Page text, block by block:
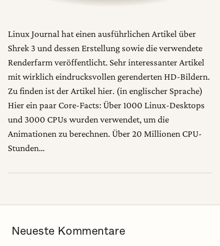
Linux Journal hat einen ausführlichen Artikel über
Shrek 3 und dessen Erstellung sowie die verwendete
Renderfarm veröffentlicht. Sehr interessanter Artikel
mit wirklich eindrucksvollen gerenderten HD-Bildern.
Zu finden ist der Artikel hier. (in englischer Sprache)
Hier ein paar Core-Facts: Über 1000 Linux-Desktops
und 3000 CPUs wurden verwendet, um die
Animationen zu berechnen. Über 20 Millionen CPU-
Stunden…
Neueste Kommentare